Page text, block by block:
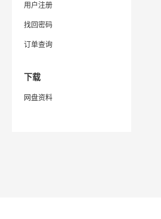
用户注册
找回密码
订单查询
下载
网盘资料